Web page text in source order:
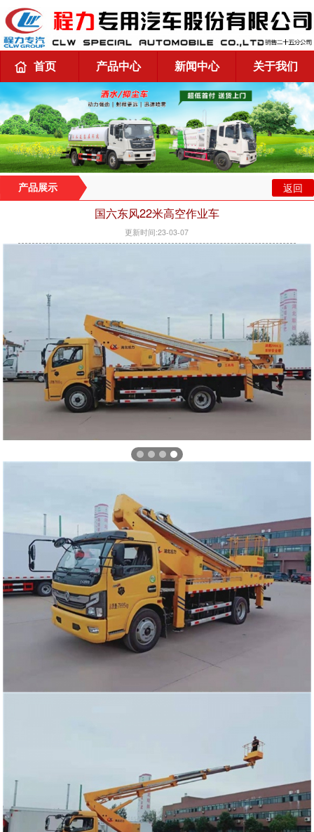
首页 产品中心 新闻中心 关于我们
产品展示 返回
国六东风22米高空作业车
更新时间:23-03-07